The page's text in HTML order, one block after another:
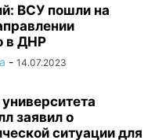
ВСУ пошли на
в ДНР
- 14.07.2023
заявил о
ситуации для